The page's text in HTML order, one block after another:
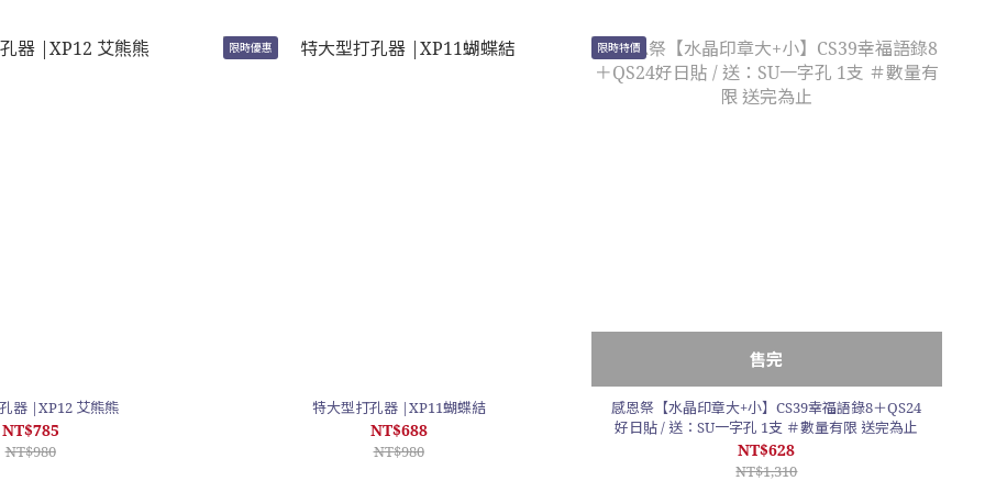
器 |XP12 艾熊熊
NT$785
NT$980
限時優惠
特大型打孔器 |XP11蝴蝶結
NT$688
NT$980
限時特價
售完
感恩祭【水晶印章大+小】CS39幸福語錄8＋QS24
好日貼 / 送：SU一字孔 1支 ＃數量有限 送完為止
NT$628
NT$1,310